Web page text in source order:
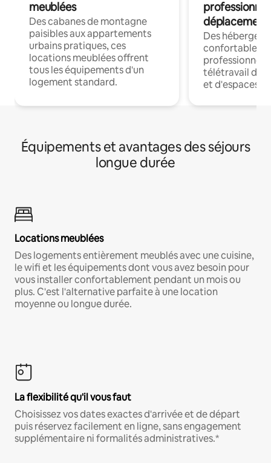
meublées
Des cabanes de montagne
paisibles aux appartements
urbains pratiques, ces
locations meublées offrent
tous les équipements d'un
logement standard.
déplacement
Des
confortables
professionnels
télétravail
et d'espaces
Équipements et avantages des séjours
longue durée
Locations meublées
Des logements entièrement meublés avec une cuisine,
le wifi et les équipements dont vous avez besoin pour
vous installer confortablement pendant un mois ou
plus. C'est l'alternative parfaite à une location
moyenne ou longue durée.
La flexibilité qu'il vous faut
Choisissez vos dates exactes d'arrivée et de départ
puis réservez facilement en ligne, sans engagement
supplémentaire ni formalités administratives.*